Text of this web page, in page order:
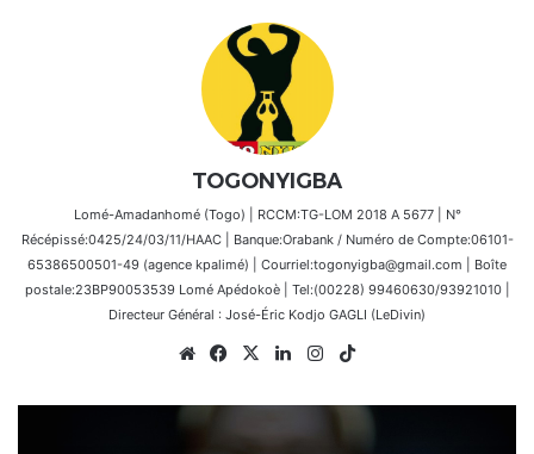
TOGONYIGBA
Lomé-Amadanhomé (Togo) | RCCM:TG-LOM 2018 A 5677 | N°
Récépissé:0425/24/03/11/HAAC | Banque:Orabank / Numéro de Compte:06101-
65386500501-49 (agence kpalimé) | Courriel:togonyigba@gmail.com | Boîte
postale:23BP90053539 Lomé Apédokoè | Tel:(00228) 99460630/93921010 |
Directeur Général : José-Éric Kodjo GAGLI (LeDivin)
WebsiteFacebook
X LinkedinInstagram